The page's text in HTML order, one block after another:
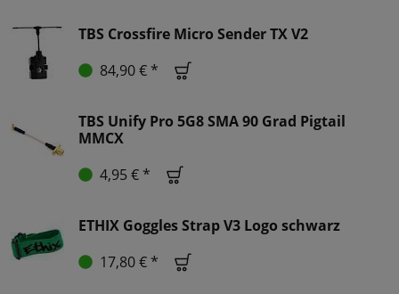
TBS Crossfire Micro Sender TX V2
84,90 € *
TBS Unify Pro 5G8 SMA 90 Grad Pigtail
MMCX
4,95 € *
ETHIX Goggles Strap V3 Logo schwarz
17,80 € *